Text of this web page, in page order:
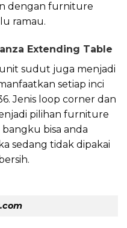
dengan furniture
ramau.
Extending Table
sudut juga menjadi
setiap inci
Jenis loop corner dan
pilihan furniture
bisa anda
sedang tidak dipakai